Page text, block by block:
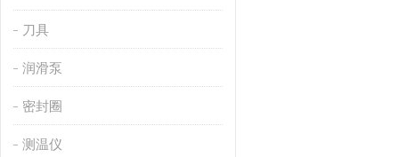
刀具
润滑泵
密封圈
测温仪